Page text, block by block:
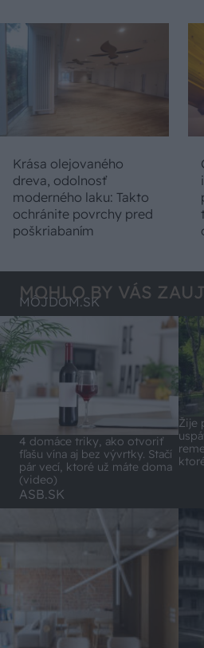
Krása olejovaného
dreva, odolnosť
moderného laku: Takto
ochránite povrchy pred
poškriabaním
MOHLO BY VÁS
MÔJDOM.SK
4 domáce triky, ako otvoriť
fľašu vína aj bez vývrtky. Stačí
pár vecí, ktoré už máte doma
(video)
Žije
ASB.SK